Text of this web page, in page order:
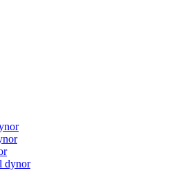
dynor